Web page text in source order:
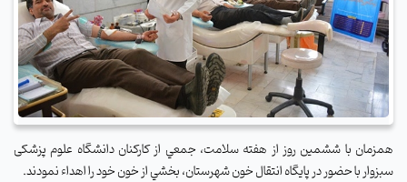
همزمان با ششمین روز از هفته سلامت، جمعي از كاركنان دانشگاه علوم پزشکی
سبزوار با حضور در پايگاه انتقال خون شهرستان، بخشي از خون خود را اهداء نمودند.